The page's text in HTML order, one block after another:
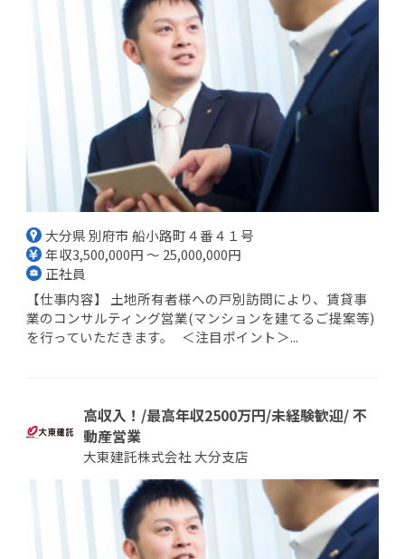
大分県 別府市 船小路町４番４１号
年収3,500,000円 ～ 25,000,000円
正社員
【仕事内容】 土地所有者様への戸別訪問により、賃貸事
業のコンサルティング営業(マンションを建てるご提案等)
を行っていただきます。 ＜注目ポイント＞...
高収入！/最高年収2500万円/未経験歓迎/ 不
動産営業
大東建託株式会社 大分支店